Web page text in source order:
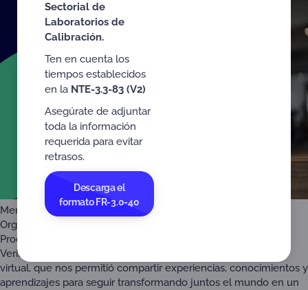
Memorias de la quinta edición, dirigida a los esquemas de
Organismos de Certificación de Sistemas de Gestión (CSG),
Productos (CPR), Personas (OCP) y Organismos Validadores y
Verificadores (OVV). Un encuentro realizado en modalidad
virtual, que nos permitió compartir experiencias, conocimientos y
aprendizajes para seguir transformando juntos el mundo en un
Sectorial de
Laboratorios de
Calibración.
Ten en cuenta los
tiempos establecidos
en la NTE-3.3-83 (V2)
Asegúrate de adjuntar
toda la información
requerida para evitar
retrasos.
Descarga el
formato FR-3.0-40